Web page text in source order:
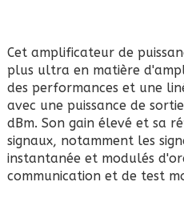
Cet amplificateur de
plus ultra en matière
des performances et une
avec une puissance de
dBm. Son gain élevé et sa
signaux, notamment les
instantanée et modulés
communication et de test